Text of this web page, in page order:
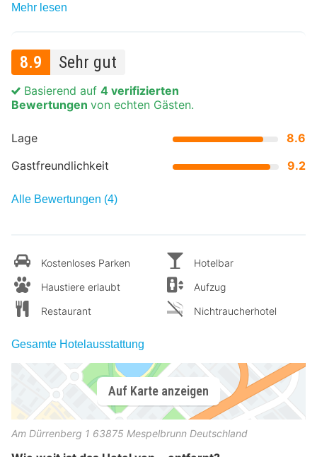
Mehr lesen
8.9 Sehr gut
Lage
8.6
Gastfreundlichkeit
9.2
Basierend auf 4 verifizierten
Bewertungen von echten Gästen.
Alle Bewertungen (4)
Kostenloses Parken
Haustiere erlaubt
Restaurant
Hotelbar
Aufzug
Nichtraucherhotel
Gesamte Hotelausstattung
Auf Karte anzeigen
Am Dürrenberg 1 63875 Mespelbrunn Deutschland